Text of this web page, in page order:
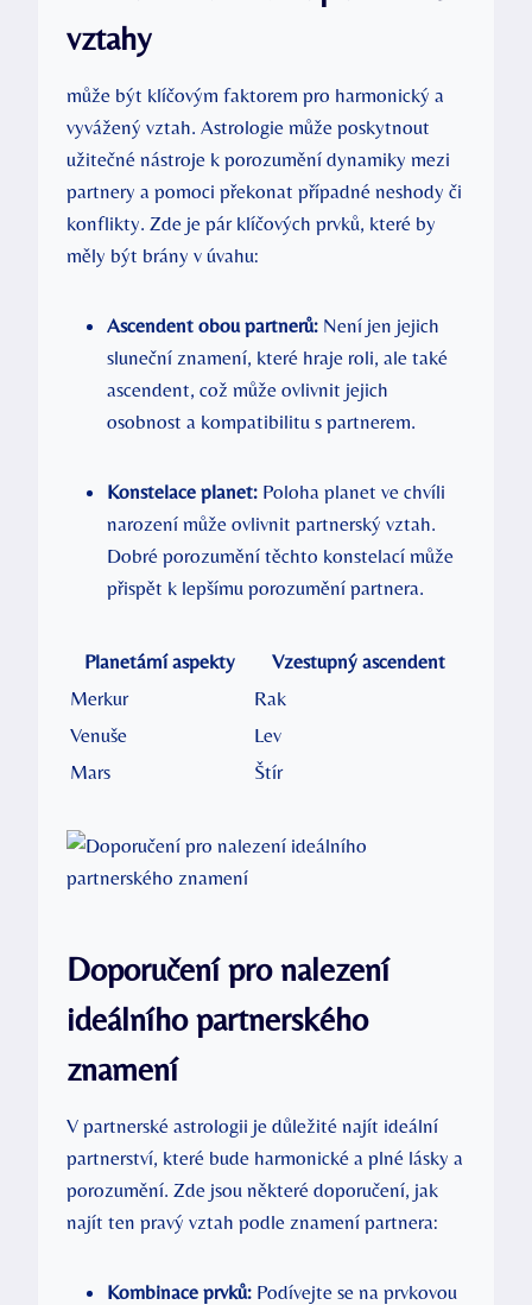
vztahy
může být klíčovým faktorem pro harmonický a
vyvážený vztah. Astrologie může poskytnout
užitečné nástroje k porozumění dynamiky mezi
partnery a pomoci překonat případné neshody či
konflikty. Zde je pár klíčových prvků, které by
měly být brány v úvahu:
Ascendent obou partnerů: Není jen jejich
sluneční znamení, které hraje roli, ale také
ascendent, což může ovlivnit jejich
osobnost a kompatibilitu s partnerem.
Konstelace planet: Poloha planet ve chvíli
narození může ovlivnit partnerský vztah.
Dobré porozumění těchto konstelací může
přispět k lepšímu porozumění partnera.
Planetární aspekty
Vzestupný ascendent
Merkur
Rak
Venuše
Lev
Mars
Štír
Doporučení pro nalezení
ideálního partnerského
znamení
V partnerské astrologii je důležité najít ideální
partnerství, které bude harmonické a plné lásky a
porozumění. Zde jsou některé doporučení, jak
najít ten pravý vztah podle znamení partnera:
Kombinace prvků: Podívejte se na prvkovou